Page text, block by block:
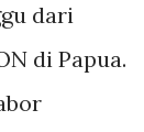
dari
di Papua.